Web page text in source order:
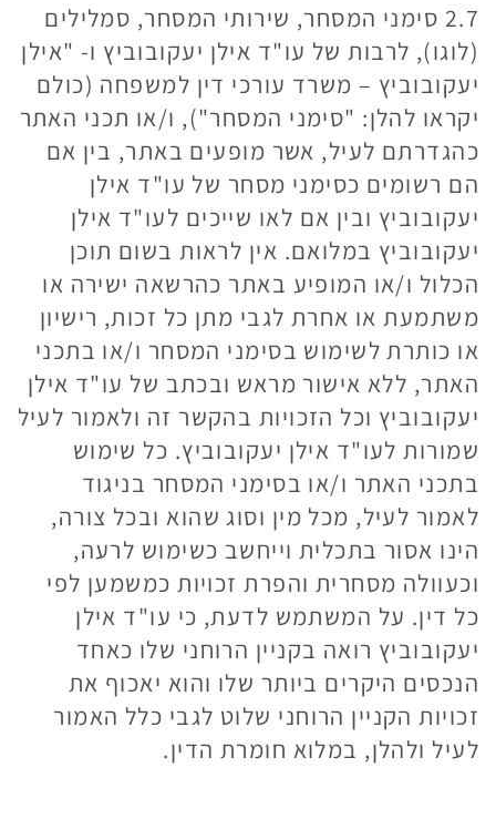
2.7 סימני המסחר, שירותי המסחר, סמלילים
(לוגו), לרבות של עו"ד אילן יעקובוביץ ו- "אילן
יעקובוביץ – משרד עורכי דין למשפחה (כולם
יקראו להלן: "סימני המסחר"), ו/או תכני האתר
כהגדרתם לעיל, אשר מופעים באתר, בין אם
הם רשומים כסימני מסחר של עו"ד אילן
יעקובוביץ ובין אם לאו שייכים לעו"ד אילן
יעקובוביץ במלואם. אין לראות בשום תוכן
הכלול ו/או המופיע באתר כהרשאה ישירה או
משתמעת או אחרת לגבי מתן כל זכות, רישיון
או כותרת לשימוש בסימני המסחר ו/או בתכני
האתר, ללא אישור מראש ובכתב של עו"ד אילן
יעקובוביץ וכל הזכויות בהקשר זה ולאמור לעיל
שמורות לעו"ד אילן יעקובוביץ. כל שימוש
בתכני האתר ו/או בסימני המסחר בניגוד
לאמור לעיל, מכל מין וסוג שהוא ובכל צורה,
הינו אסור בתכלית וייחשב כשימוש לרעה,
וכעוולה מסחרית והפרת זכויות כמשמען לפי
כל דין. על המשתמש לדעת, כי עו"ד אילן
יעקובוביץ רואה בקניין הרוחני שלו כאחד
הנכסים היקרים ביותר שלו והוא יאכוף את
זכויות הקניין הרוחני שלוט לגבי כלל האמור
לעיל ולהלן, במלוא חומרת הדין.